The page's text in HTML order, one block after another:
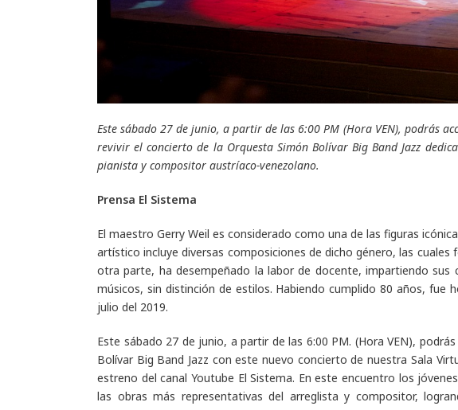
Este sábado 27 de junio, a partir de las 6:00 PM (Hora VEN), podrás
revivir el concierto de la Orquesta Simón Bolívar Big Band Jazz
pianista y compositor austríaco-venezolano.
Prensa El Sistema
El maestro Gerry Weil es considerado como una de las figuras
artístico incluye diversas composiciones de dicho género, las
otra parte, ha desempeñado la labor de docente, impartiendo sus
músicos, sin distinción de estilos. Habiendo cumplido 80 años, fue
julio del 2019.
Este sábado 27 de junio, a partir de las 6:00 PM. (Hora VEN),
Bolívar Big Band Jazz con este nuevo concierto de nuestra Sala
estreno del canal Youtube El Sistema. En este encuentro los
las obras más representativas del arreglista y compositor,